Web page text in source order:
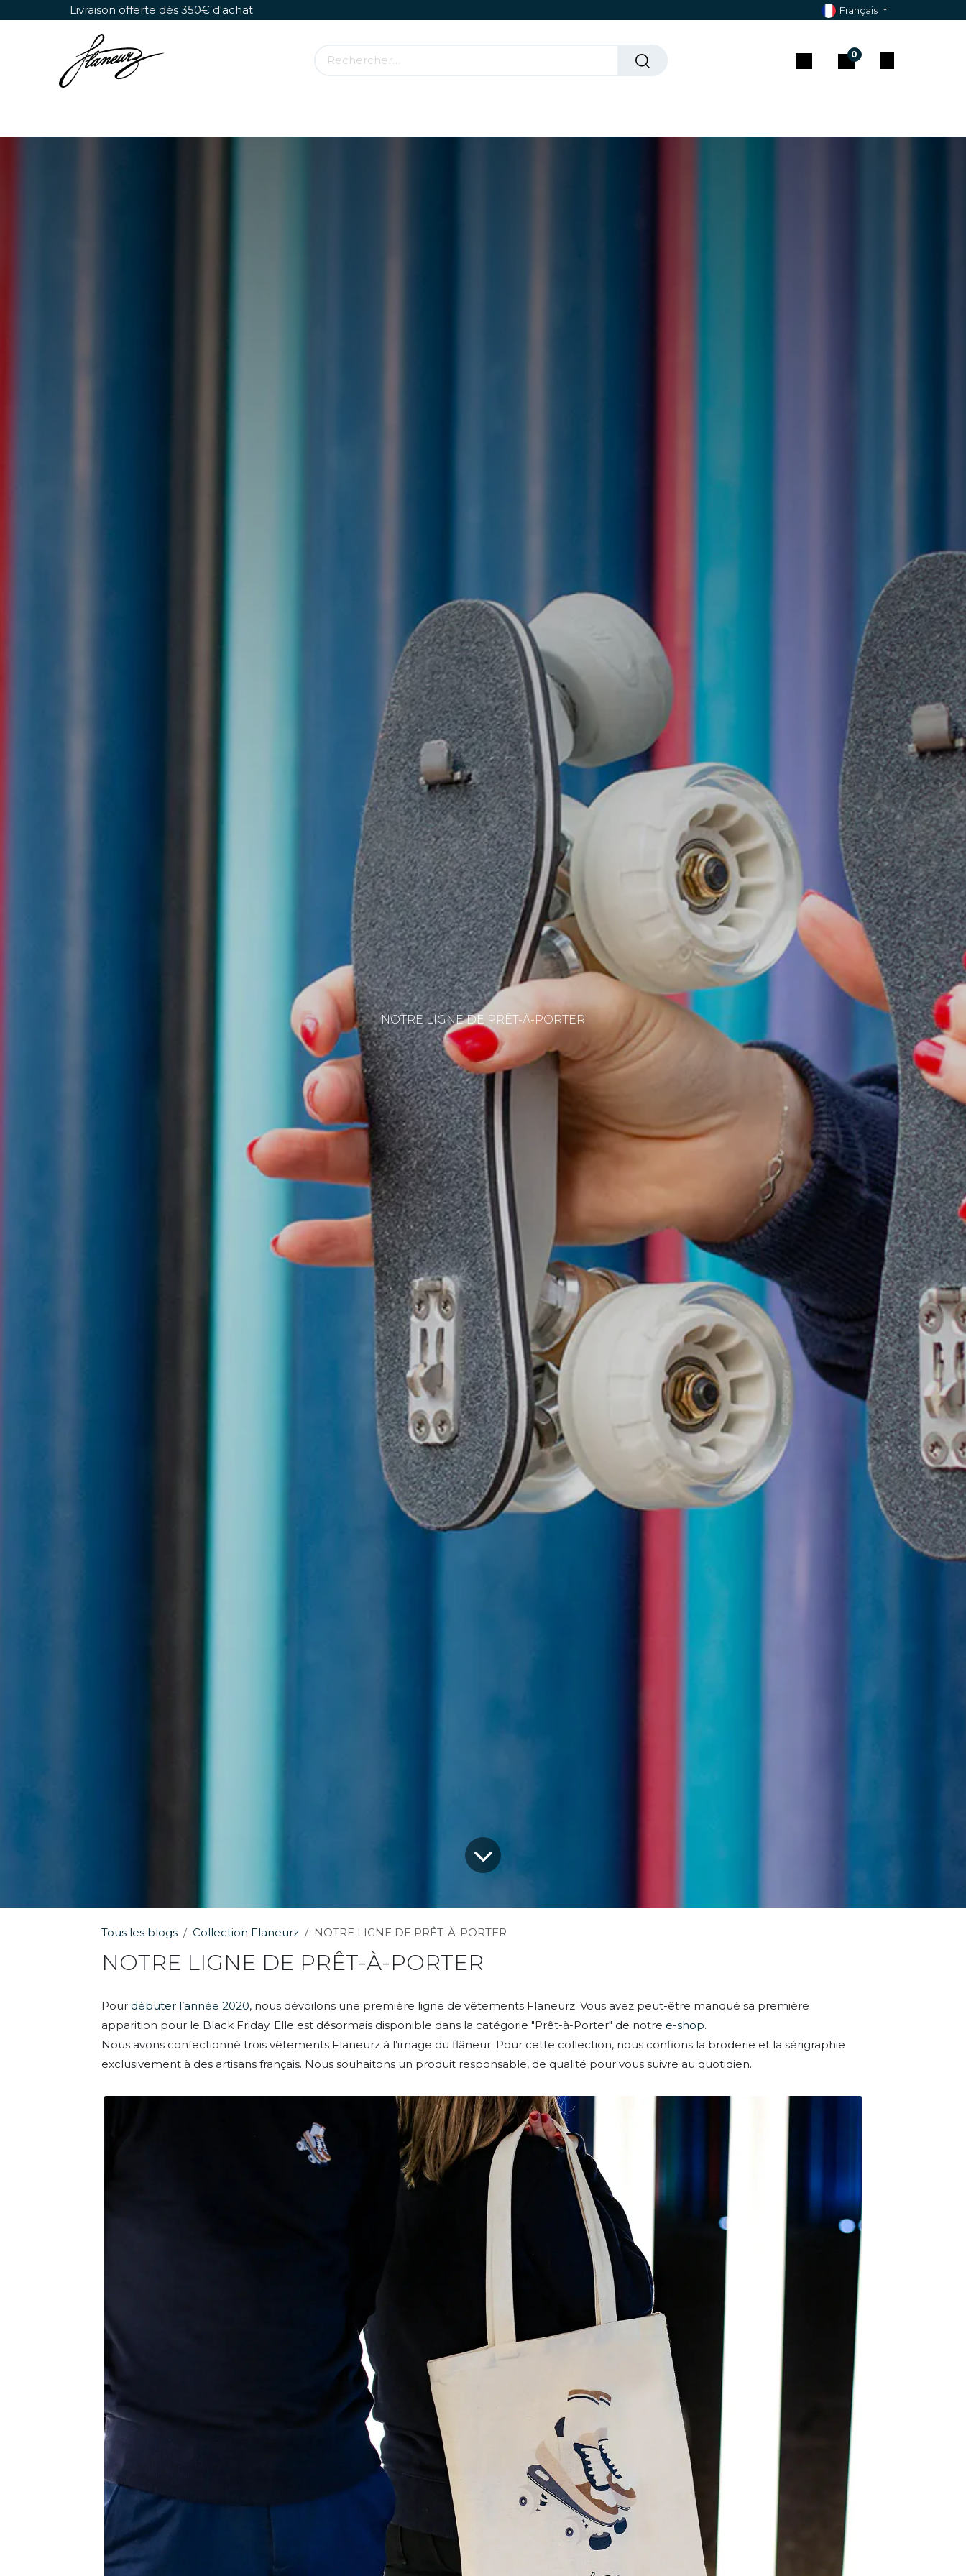
Se rendre au contenuLivraison offerte dès 350€ d'achat Français
0
NOTRE LIGNE DE PRÊT-À-PORTER
Tous les blogs Collection Flaneurz NOTRE LIGNE DE PRÊT-À-PORTER
NOTRE LIGNE DE PRÊT-À-PORTER
Pour débuter l’année 2020, nous dévoilons une première ligne de vêtements Flaneurz. Vous avez peut-être manqué sa première
apparition pour le Black Friday. Elle est désormais disponible dans la catégorie "Prêt-à-Porter" de notre e-shop.
Nous avons confectionné trois vêtements Flaneurz à l’image du flâneur. Pour cette collection, nous confions la broderie et la sérigraphie
exclusivement à des artisans français. Nous souhaitons un produit responsable, de qualité pour vous suivre au quotidien.